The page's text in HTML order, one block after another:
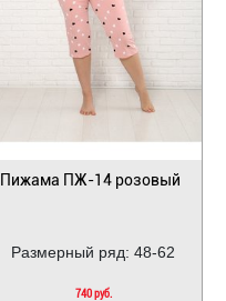
Пижама ПЖ-14 розовый
Размерный ряд: 48-62
740 руб.